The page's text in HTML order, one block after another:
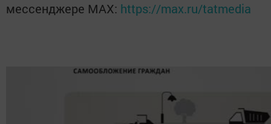
мессенджере MАХ: https://max.ru/tatmedia